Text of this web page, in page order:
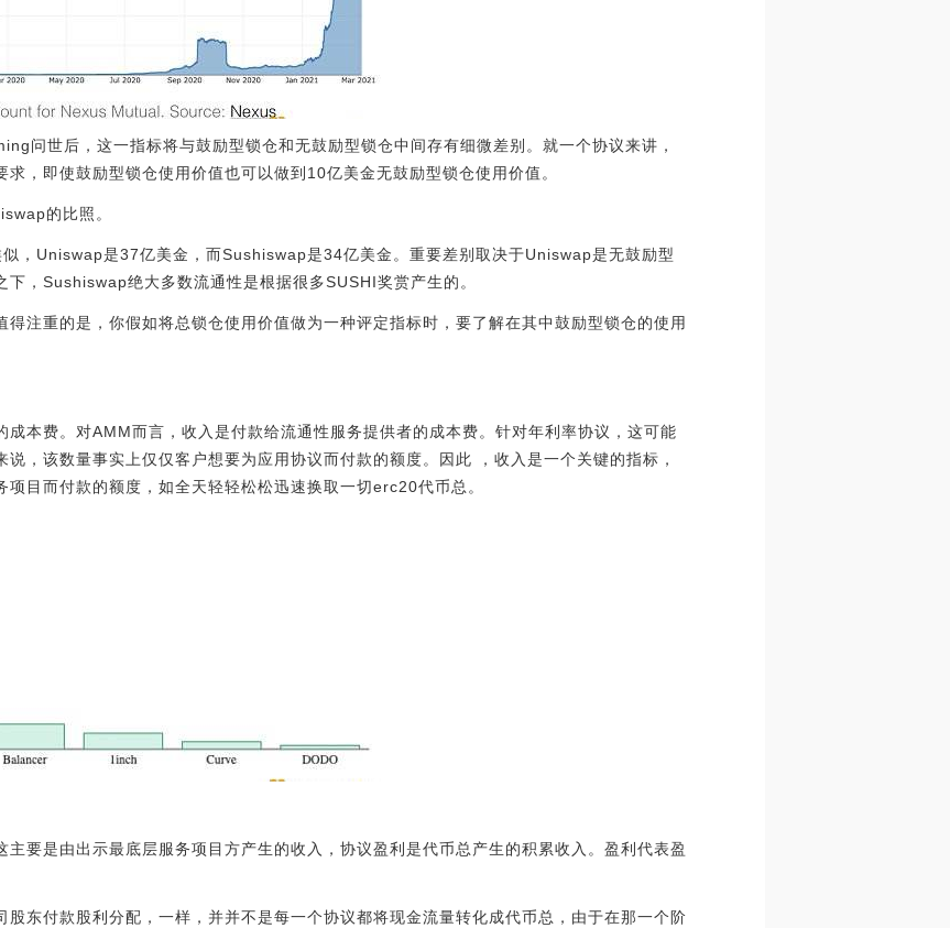
问世后，这一指标将与鼓励型锁仓和无鼓励型锁仓中间存有细微差别。就一个协议来讲，
，即使鼓励型锁仓使用价值也可以做到10亿美金无鼓励型锁仓使用价值。
的比照。
，Uniswap是37亿美金，而Sushiswap是34亿美金。重要差别取决于Uniswap是无鼓励型
，Sushiswap绝大多数流通性是根据很多SUSHI奖赏产生的。
注重的是，你假如将总锁仓使用价值做为一种评定指标时，要了解在其中鼓励型锁仓的使用
成本费。对AMM而言，收入是付款给流通性服务提供者的成本费。针对年利率协议，这可能
，该数量事实上仅仅客户想要为应用协议而付款的额度。因此 ，收入是一个关键的指标，
目而付款的额度，如全天轻轻松松迅速换取一切erc20代币总。
要是由出示最底层服务项目方产生的收入，协议盈利是代币总产生的积累收入。盈利代表盈
股东付款股利分配，一样，并并不是每一个协议都将现金流量转化成代币总，由于在那一个阶